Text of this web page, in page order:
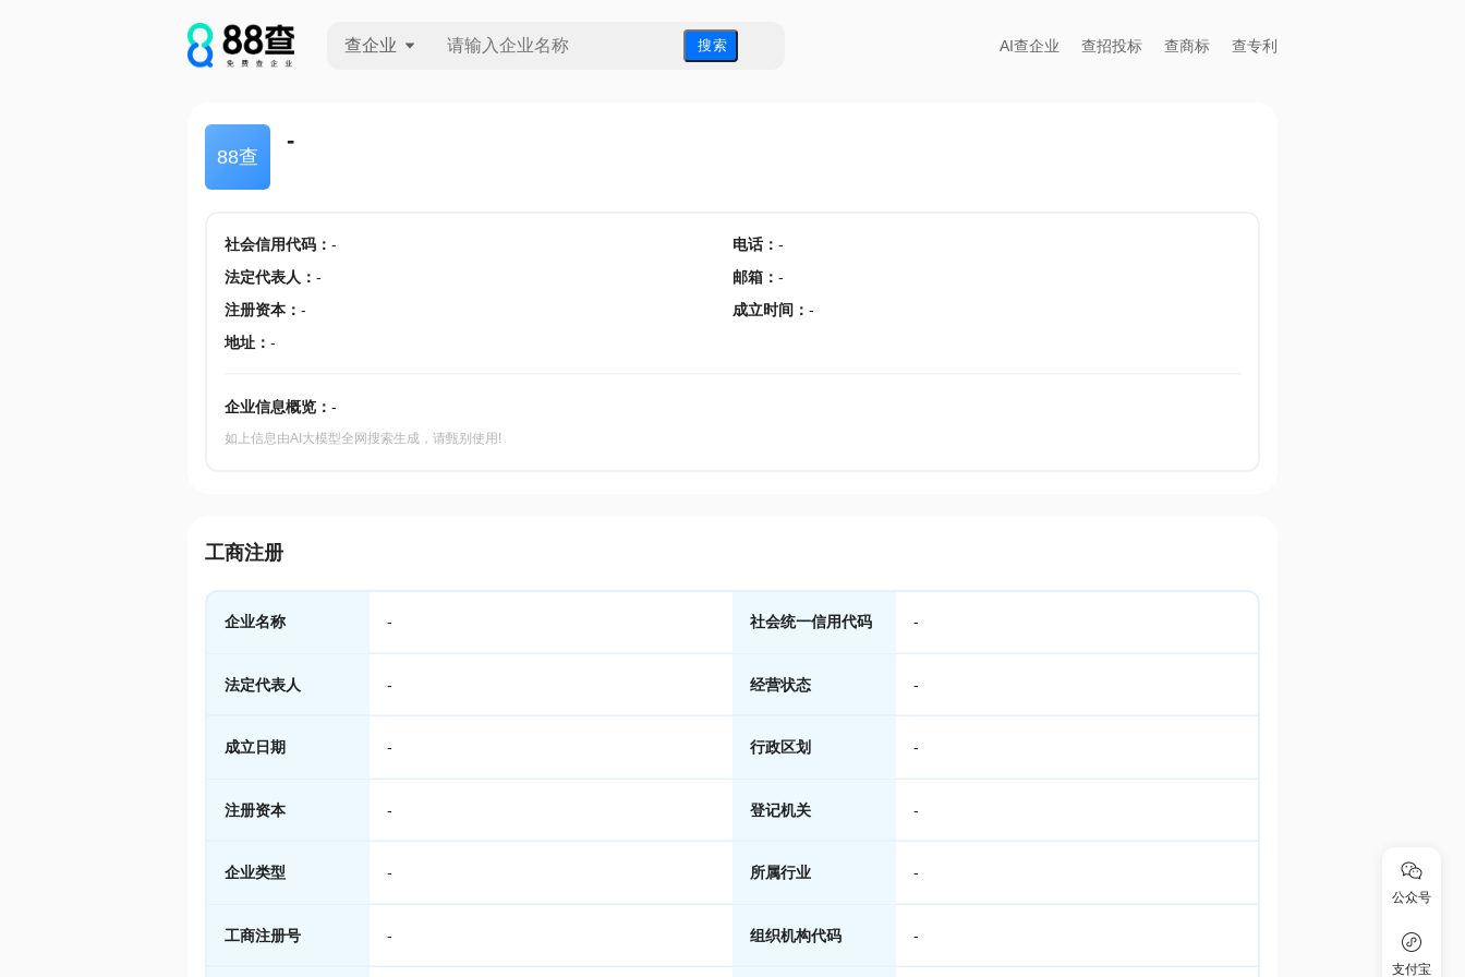
查企业 搜 索 AI查企业 查招投标 查商标 查专利
88查
-
社会信用代码： - 电话： -
法定代表人 ： - 邮箱 ： -
注册资本： - 成立时间 ： -
地址： -
企业信息概览： -
如上信息由AI大模型全网搜索生成，请甄别使用!
工商注册
企业名称 - 社会统一信用代码 -
法定代表人 - 经营状态 -
成立日期 - 行政区划 -
注册资本 - 登记机关 -
企业类型 - 所属行业 -
工商注册号 - 组织机构代码 -
公众号
支付宝